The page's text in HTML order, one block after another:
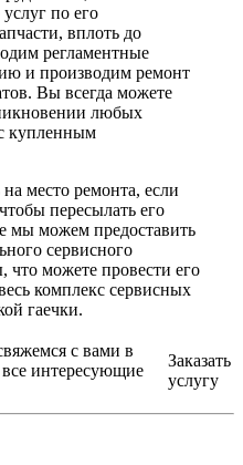
по его
вплоть до
регламентные
и производим ремонт
Вы всегда можете
любых
купленным
место ремонта, если
пересылать его
мы можем предоставить
сервисного
что можете провести его
комплекс сервисных
гаечки.
с вами в
интересующие
Заказать
услугу